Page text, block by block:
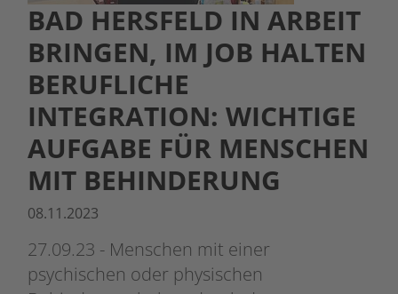
BAD HERSFELD IN ARBEIT
BRINGEN, IM JOB HALTEN
BERUFLICHE
INTEGRATION: WICHTIGE
AUFGABE FÜR MENSCHEN
MIT BEHINDERUNG
08.11.2023
27.09.23 - Menschen mit einer
psychischen oder physischen